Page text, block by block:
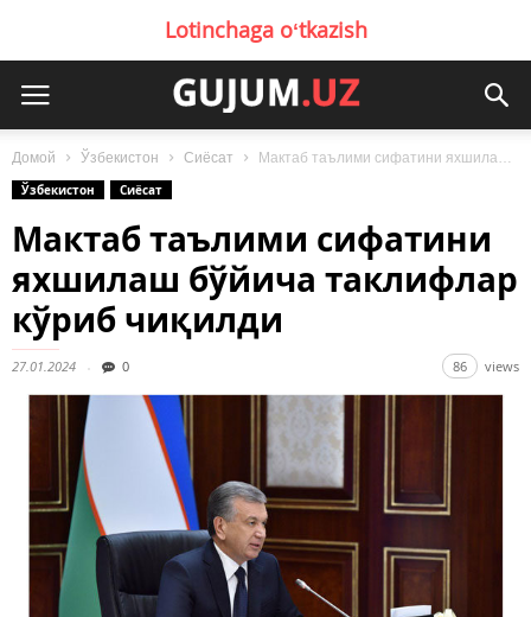
Lotinchaga oʻtkazish
Домой Ўзбекистон Сиёсат
Мактаб таълими сифатини яхшилаш бўйича таклифлар кўриб чиқилди
Ўзбекистон
Сиёсат
Мактаб таълими сифатини
яхшилаш бўйича таклифлар
кўриб чиқилди
27.01.2024 0 86 views